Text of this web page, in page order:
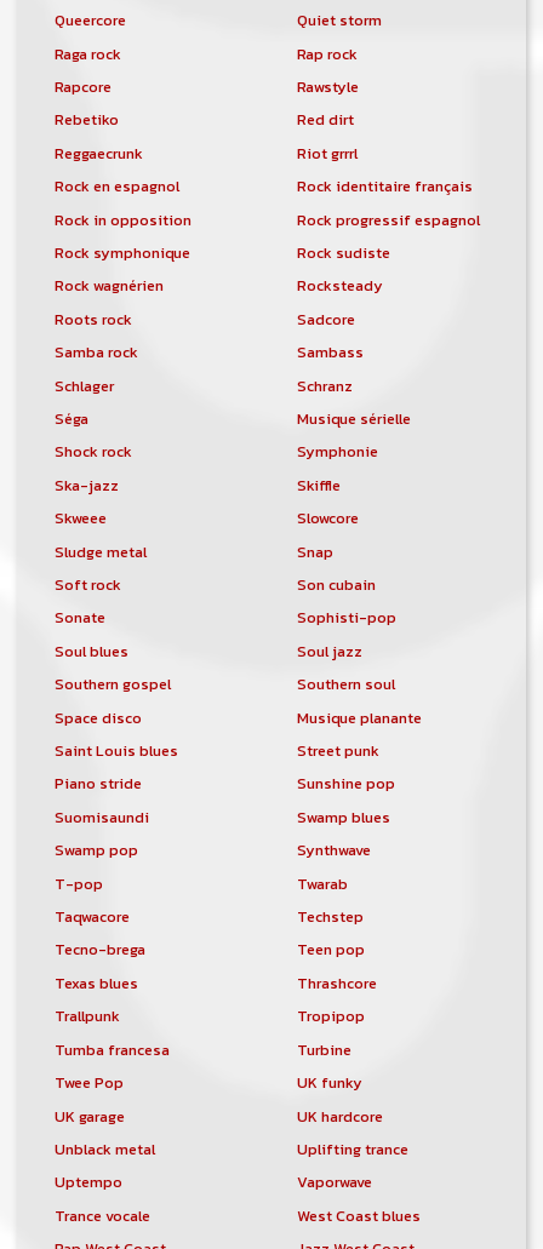
Queercore
Quiet storm
Raga rock
Rap rock
Rapcore
Rawstyle
Rebetiko
Red dirt
Reggaecrunk
Riot grrrl
Rock en espagnol
Rock identitaire français
Rock in opposition
Rock progressif espagnol
Rock symphonique
Rock sudiste
Rock wagnérien
Rocksteady
Roots rock
Sadcore
Samba rock
Sambass
Schlager
Schranz
Séga
Musique sérielle
Shock rock
Symphonie
Ska-jazz
Skiffle
Skweee
Slowcore
Sludge metal
Snap
Soft rock
Son cubain
Sonate
Sophisti-pop
Soul blues
Soul jazz
Southern gospel
Southern soul
Space disco
Musique planante
Saint Louis blues
Street punk
Piano stride
Sunshine pop
Suomisaundi
Swamp blues
Swamp pop
Synthwave
T-pop
Twarab
Taqwacore
Techstep
Tecno-brega
Teen pop
Texas blues
Thrashcore
Trallpunk
Tropipop
Tumba francesa
Turbine
Twee Pop
UK funky
UK garage
UK hardcore
Unblack metal
Uplifting trance
Uptempo
Vaporwave
Trance vocale
West Coast blues